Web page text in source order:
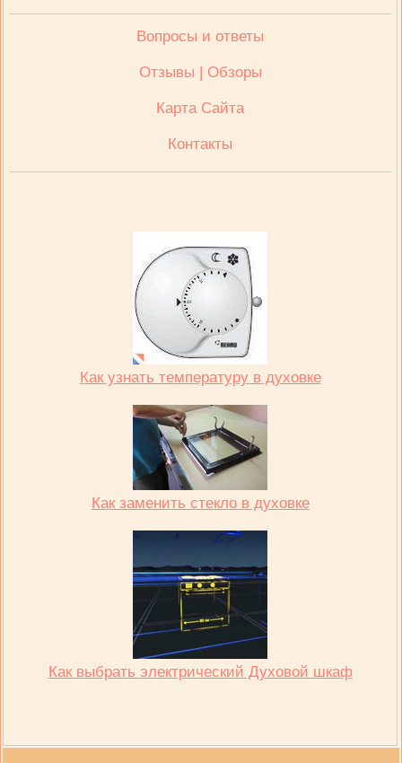
Вопросы и ответы
Отзывы | Обзоры
Карта Сайта
Контакты
Как узнать температуру в духовке
Как заменить стекло в духовке
Как выбрать электрический Духовой шкаф